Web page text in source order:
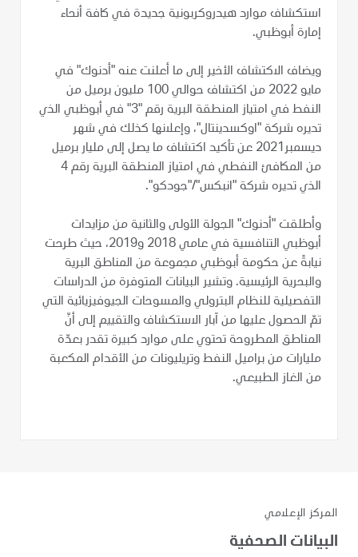
استكشاف موارد هيدروكربونية جديدة في كافة أنحاء
إمارة أبوظبي.
ويضاف الاكتشاف الأخير إلى ما أعلنت عنه "أدنوك" في
مايو 2022 من اكتشاف حوالي 100 مليون برميل من
النفط في امتياز المنطقة البرية رقم "3" في أبوظبي الذي
تديره شركة "اوكسدينتال"، وإعلانها كذلك في شهر
ديسمبر2021 عن تأكيد اكتشاف ما يصل إلى مليار برميل
من المكافئ النفطي في امتياز المنطقة البرية رقم 4
الذي تديره شركة "انبكس"/"جودكو".
وأطلقت "أدنوك" الجولة الأولى والثانية من مزايدات
أبوظبي التنافسية في عامي 2018 و2019، حيث طرحت
نيابةً عن حكومة أبوظبي مجموعة من المناطق البرية
والبحرية الرئيسية. وتشير البيانات المتوفرة من الدراسات
التفصيلية للنظام البترولي والمسوحات الجيوفيزيائية التي
تمّ الحصول عليها من آبار الاستكشاف والتقييم إلى أنّ
المناطق المطروحة تحتوي على موارد كبيرة تقدر بعدّة
مليارات من براميل النفط وتريليونات من الأقدام المكعبة
من الغاز الطبيعي.
المركز الإعلامي
البيانات الصحفية